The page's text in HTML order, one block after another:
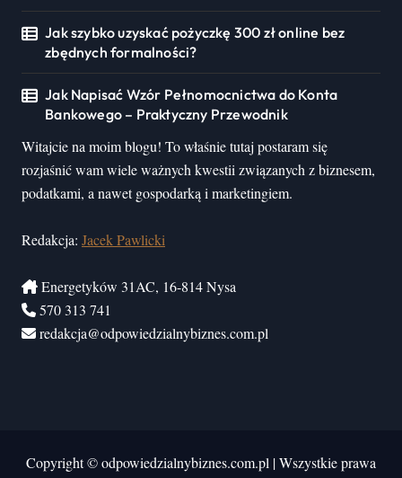
Jak szybko uzyskać pożyczkę 300 zł online bez
zbędnych formalności?
Jak Napisać Wzór Pełnomocnictwa do Konta
Bankowego – Praktyczny Przewodnik
Witajcie na moim blogu! To właśnie tutaj postaram się
rozjaśnić wam wiele ważnych kwestii związanych z biznesem,
podatkami, a nawet gospodarką i marketingiem.
Redakcja: Jacek Pawlicki
Energetyków 31AC, 16-814 Nysa
570 313 741
redakcja@odpowiedzialnybiznes.com.pl
Copyright © odpowiedzialnybiznes.com.pl |Wszystkie prawa